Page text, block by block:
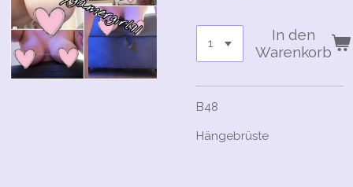
In den
Warenkorb
B48
Hängebrüste